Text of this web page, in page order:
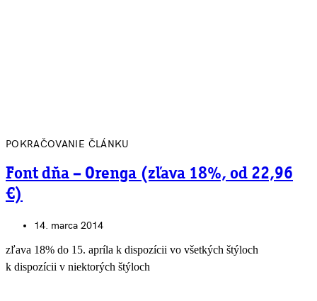
POKRAČOVANIE ČLÁNKU
Font dňa – Orenga (zľava 18%, od 22,96
€)
14. marca 2014
zľava 18% do 15. apríla k dispozícii vo všetkých štýloch
k dispozícii v niektorých štýloch